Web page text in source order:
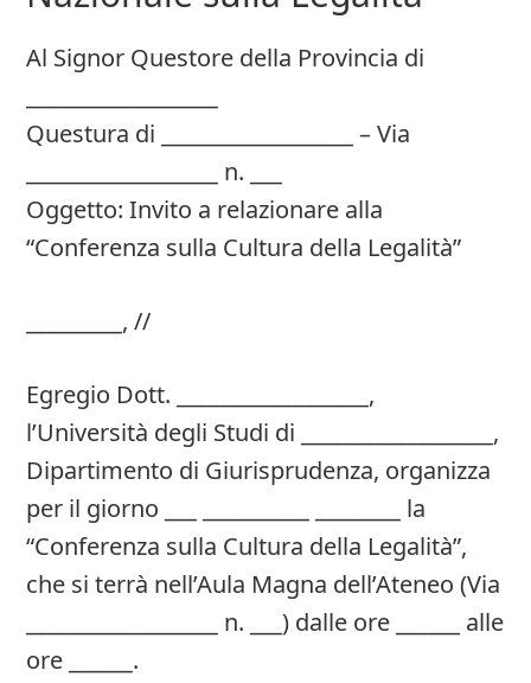
Al Signor Questore della Provincia di
Questura di __________________ – Via
__________________ n. ___
Oggetto: Invito a relazionare alla
“Conferenza sulla Cultura della Legalità”
_________, //
Egregio Dott. __________________,
l’Università degli Studi di __________________,
Dipartimento di Giurisprudenza, organizza
per il giorno ___ __________ ________ la
“Conferenza sulla Cultura della Legalità”,
che si terrà nell’Aula Magna dell’Ateneo (Via
__________________ n. ___) dalle ore ______ alle
ore ______.